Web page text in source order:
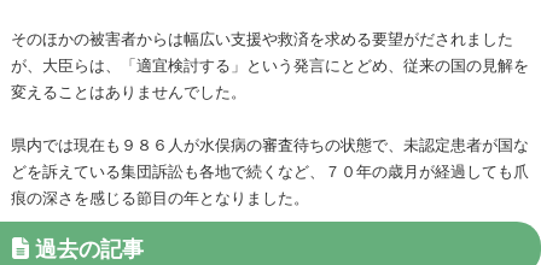
そのほかの被害者からは幅広い支援や救済を求める要望がだされました
が、大臣らは、「適宜検討する」という発言にとどめ、従来の国の見解を
変えることはありませんでした。
県内では現在も９８６人が水俣病の審査待ちの状態で、未認定患者が国な
どを訴えている集団訴訟も各地で続くなど、７０年の歳月が経過しても爪
痕の深さを感じる節目の年となりました。
過去の記事